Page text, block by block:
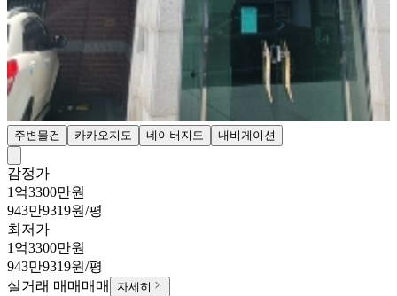
주변물건 카카오지도 네이버지도 내비게이션
감정가
1억3300만원
943만9319원/평
최저가
1억3300만원
943만9319원/평
실거래 매매 매매 자세히